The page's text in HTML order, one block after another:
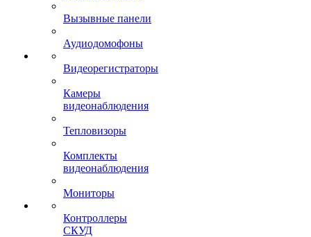
Вызывные панели
Аудиодомофоны
Видеорегистраторы
Камеры
видеонаблюдения
Тепловизоры
Комплекты
видеонаблюдения
Мониторы
Контроллеры
СКУД